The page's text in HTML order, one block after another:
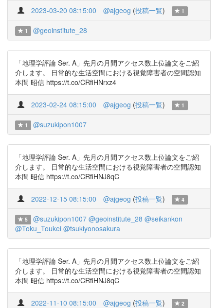
2023-03-20 08:15:00 @ajgeog (投稿一覧) 1
1 @geoinstitute_28
「地理学評論 Ser. A」先月の月間アクセス数上位論文をご紹
介します。 日常的な生活空間における視覚障害者の空間認知
本間 昭信 https://t.co/CRfiHNrxz4
2023-02-24 08:15:00 @ajgeog (投稿一覧) 1
1 @suzukipon1007
「地理学評論 Ser. A」先月の月間アクセス数上位論文をご紹
介します。 日常的な生活空間における視覚障害者の空間認知
本間 昭信 https://t.co/CRfiHNJ8qC
2022-12-15 08:15:00 @ajgeog (投稿一覧) 4
5 @suzukipon1007 @geoinstitute_28 @seikankon
@Toku_Toukei @tsukiyonosakura
「地理学評論 Ser. A」先月の月間アクセス数上位論文をご紹
介します。 日常的な生活空間における視覚障害者の空間認知
本間 昭信 https://t.co/CRfiHNJ8qC
2022-11-10 08:15:00 @ajgeog (投稿一覧) 2